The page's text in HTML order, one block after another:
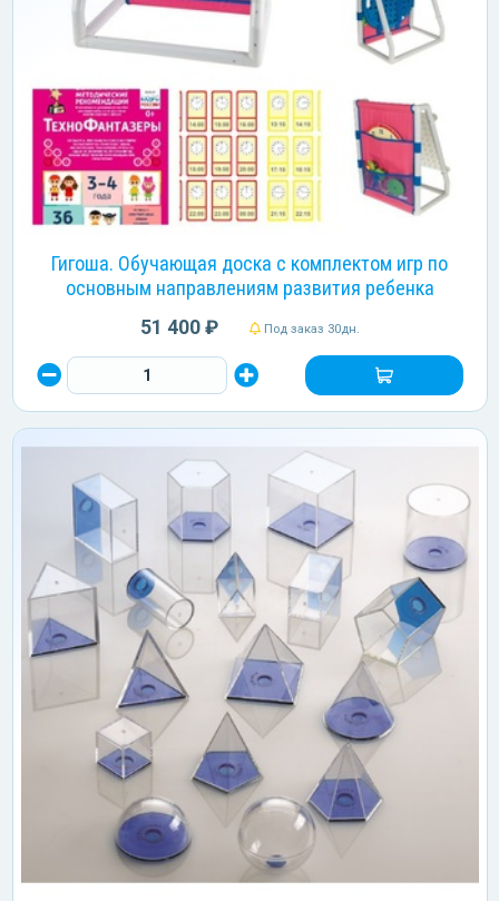
Гигоша. Обучающая доска с комплектом игр по
основным направлениям развития ребенка
51 400 ₽ Под заказ 30дн.